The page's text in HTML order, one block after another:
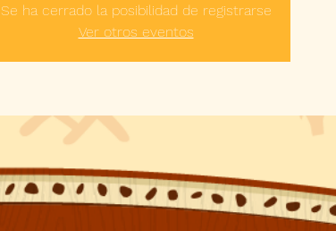
Se ha cerrado la posibilidad de registrarse
Ver otros eventos